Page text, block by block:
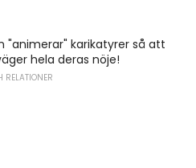
"animerar" karikatyrer så att
hela deras nöje!
RELATIONER